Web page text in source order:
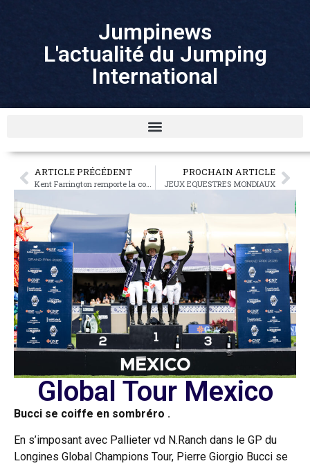
Jumpinews
L'actualité du Jumping
International
ARTICLE PRÉCÉDENT
Kent Farrington remporte la coupe du monde
PROCHAIN ARTICLE
JEUX EQUESTRES MONDIAUX
Global Tour Mexico
Bucci se coiffe en sombréro .
En s’imposant avec Pallieter vd N.Ranch dans le GP du
Longines Global Champions Tour, Pierre Giorgio Bucci se